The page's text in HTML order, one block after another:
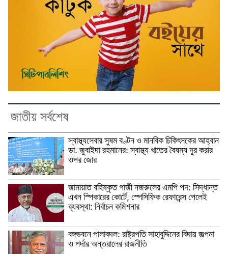
জাতীয় সর্বশেষ
স্বাস্থ্যসেবার সুষম বণ্টন ও মানবিক চিকিৎসকের আহ্বান
ডা. জুবাইদা রহমানের: স্বাস্থ্য খাতের বৈষম্য দূর করার
ওপর জোর
জামায়াত বহিষ্কৃত গাজী নজরুলের এমপি পদ: সিদ্ধান্ত
এখন স্পিকারের কোর্টে, স্পেসিফিক রেফারেন্স পেলেই
ব্যবস্থা: নির্বাচন কমিশনার
বঙ্গভবনে পালাবদল: রাষ্ট্রপতি সাহাবুদ্দিনের বিদায় জল্পনা
ও পর্দার অন্তরালের রাজনীতি